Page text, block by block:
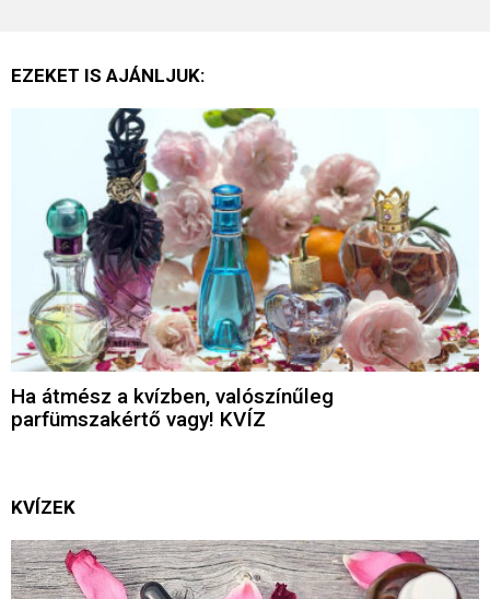
EZEKET IS AJÁNLJUK:
Ha átmész a kvízben, valószínűleg
parfümszakértő vagy! KVÍZ
KVÍZEK